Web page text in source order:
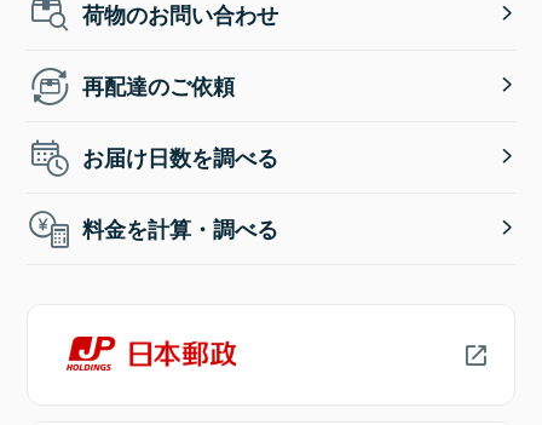
荷物のお問い合わせ
再配達のご依頼
お届け日数を調べる
料金を計算・調べる